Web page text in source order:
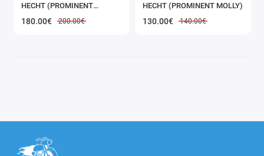
HECHT (PROMINENT
180.00€ 200.00€
HECHT (PROMINENT MOLLY)
130.00€ 140.00€